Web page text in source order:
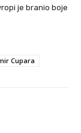
je branio boje
Cupara